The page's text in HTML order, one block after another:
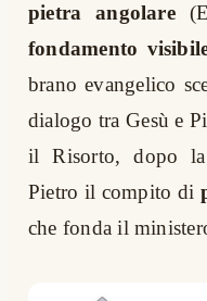
pietra angolare
fondamento
brano evangelico
dialogo tra Gesù e
il Risorto, dopo la
Pietro il compito di
che fonda il